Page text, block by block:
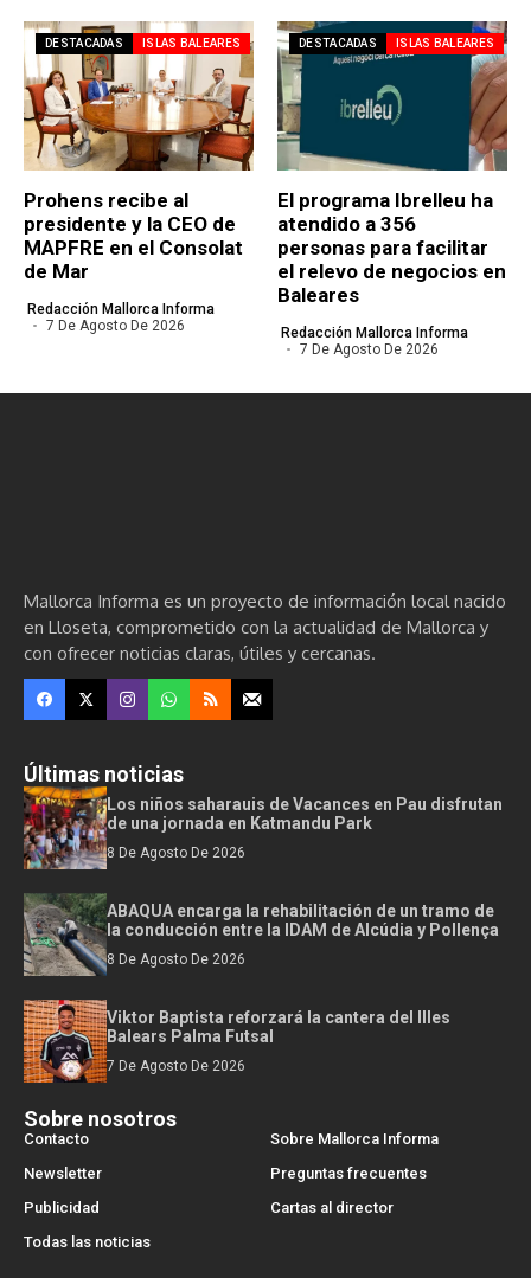
DESTACADAS ISLAS BALEARES
Prohens recibe al
presidente y la CEO de
MAPFRE en el Consolat
de Mar
Redacción Mallorca Informa
7 De Agosto De 2026
DESTACADAS ISLAS BALEARES
El programa Ibrelleu ha
atendido a 356
personas para facilitar
el relevo de negocios en
Baleares
Redacción Mallorca Informa
7 De Agosto De 2026
Mallorca Informa es un proyecto de información local nacido
en Lloseta, comprometido con la actualidad de Mallorca y
con ofrecer noticias claras, útiles y cercanas.
Últimas noticias
Los niños saharauis de Vacances en Pau disfrutan
de una jornada en Katmandu Park
8 De Agosto De 2026
ABAQUA encarga la rehabilitación de un tramo de
la conducción entre la IDAM de Alcúdia y Pollença
8 De Agosto De 2026
Viktor Baptista reforzará la cantera del Illes
Balears Palma Futsal
7 De Agosto De 2026
Sobre nosotros
Contacto
Sobre Mallorca Informa
Newsletter
Preguntas frecuentes
Publicidad
Cartas al director
Todas las noticias